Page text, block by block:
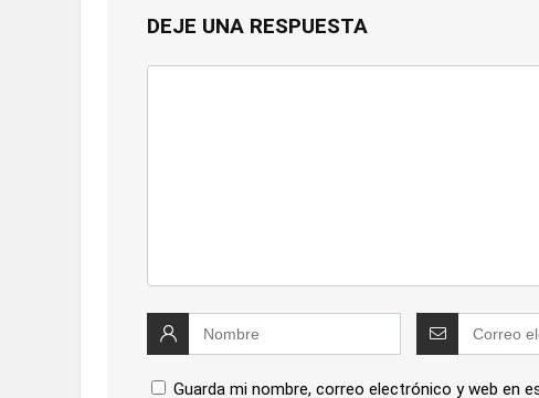
DEJE UNA RESPUESTA
Guarda mi nombre, correo electrónico y web en